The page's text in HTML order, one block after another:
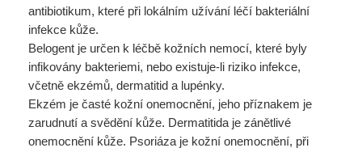
antibiotikum, které při lokálním užívání léčí bakteriální
infekce kůže.
Belogent je určen k léčbě kožních nemocí, které byly
infikovány bakteriemi, nebo existuje-li riziko infekce,
včetně ekzémů, dermatitid a lupénky.
Ekzém je časté kožní onemocnění, jeho příznakem je
zarudnutí a svědění kůže. Dermatitida je zánětlivé
onemocnění kůže. Psoriáza je kožní onemocnění, při